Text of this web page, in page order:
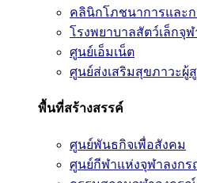
คลินิกโภชนาการและ
โรงพยาบาลสัตว์เล็กจุฬ
ศูนย์เอ็มเน็ต
ศูนย์ส่งเสริมสุขภาวะผู้
พื้นที่สร้างสรรค์
ศูนย์พันธกิจเพื่อสังคม
ศูนย์กีฬาแห่งจุฬาลงก